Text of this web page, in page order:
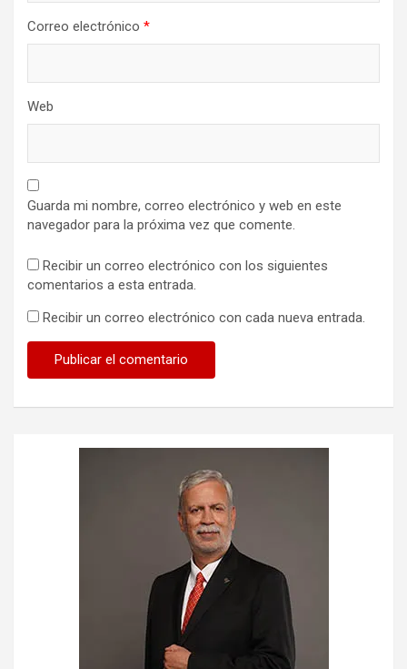
Correo electrónico *
Web
Guarda mi nombre, correo electrónico y web en este
navegador para la próxima vez que comente.
Recibir un correo electrónico con los siguientes
comentarios a esta entrada.
Recibir un correo electrónico con cada nueva entrada.